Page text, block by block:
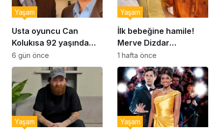
Usta oyuncu Can
Kolukısa 92 yaşında
hayatını kaybetti
Yaşam
6 gün önce
İlk bebeğine hamile!
Merve Dizdar
sessizliğini bozdu: ‘İsim
bulmak çok zor’
Yaşam
1 hafta önce
Yaşam Yaşam